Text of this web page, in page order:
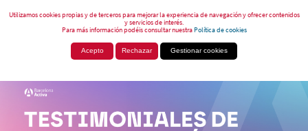
Utilizamos cookies propias y de terceros para mejorar la experiencia de navegación y ofrecer contenidos
y servicios de interés.
Para más información podéis consultar nuestraPolítica de cookies
Acepto Rechazar Gestionar cookies